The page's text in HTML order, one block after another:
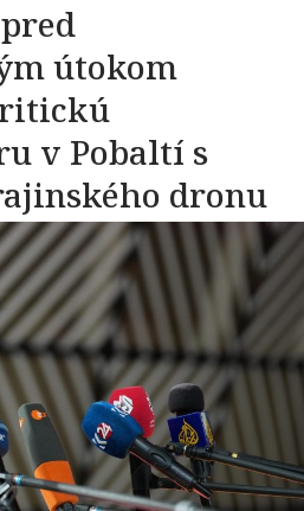
útokom
v Pobaltí s
dronu